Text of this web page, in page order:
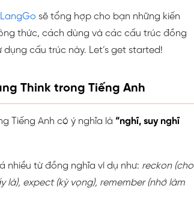
LangGo sẽ tổng hợp cho bạn những kiến
thức, cách dùng và các cấu trúc đồng
cấu trúc này. Let’s get started!
Think trong Tiếng Anh
Tiếng Anh có ý nghĩa là “nghĩ, suy nghĩ
nhiều từ đồng nghĩa ví dụ như: reckon (cho
là), expect (kỳ vọng), remember (nhớ làm